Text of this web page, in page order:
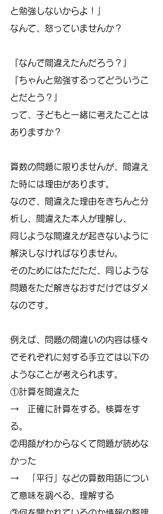
と勉強しないからよ！」
なんて、怒っていませんか？
『なんで間違えたんだろう？』
『ちゃんと勉強するってどういうこ
とだとう？』
って、子どもと一緒に考えたことは
ありますか？
算数の問題に限りませんが、間違え
た時には理由があります。
なので、間違えた理由をきちんと分
析し、間違えた本人が理解し、
同じような間違えが起きないように
解決しなければなりません。
そのためにはただただ、同じような
問題をただ解きなおすだけではダメ
なのです。
例えば、問題の間違いの内容は様々
でそれぞれに対する手立ては以下の
ようなことが考えられます。
①計算を間違えた
→ 正確に計算をする。検算をす
る。
②用顔がわからなくて問題が読めな
かった
→ 「平行」などの算数用語につい
て意味を調べる、理解する